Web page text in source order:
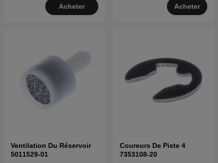
Acheter Acheter
Ventilation Du Réservoir
5011529-01
Coureurs De Piste 4
7353108-20